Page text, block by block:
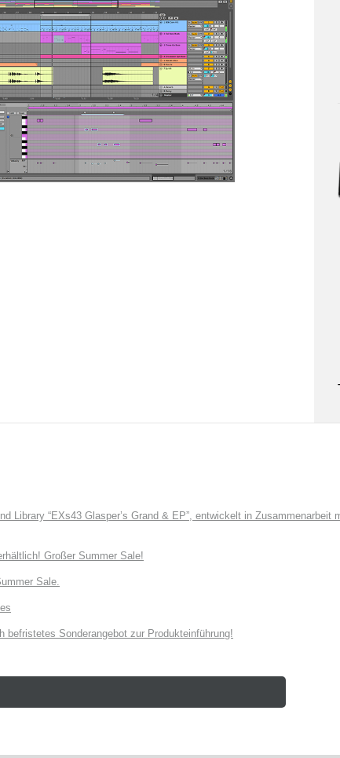
Library “EXs43 Glasper’s Grand & EP”, entwickelt in Zusammenarbeit
Großer Summer Sale!
Sale.
Sonderangebot zur Produkteinführung!